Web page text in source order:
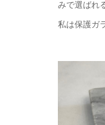
みで選ばれ
私は保護ガ